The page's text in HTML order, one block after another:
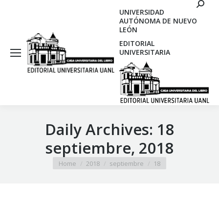
UNIVERSIDAD
AUTÓNOMA DE NUEVO
LEÓN
EDITORIAL
UNIVERSITARIA
Daily Archives: 18
septiembre, 2018
You are here:
Home 2018 septiembre 18